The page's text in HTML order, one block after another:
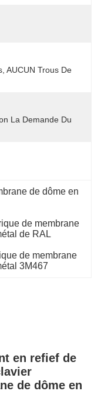
AUCUN Trous De
La Demande Du
de dôme en
de membrane
de RAL
de membrane
3M467
en refief de
de dôme en